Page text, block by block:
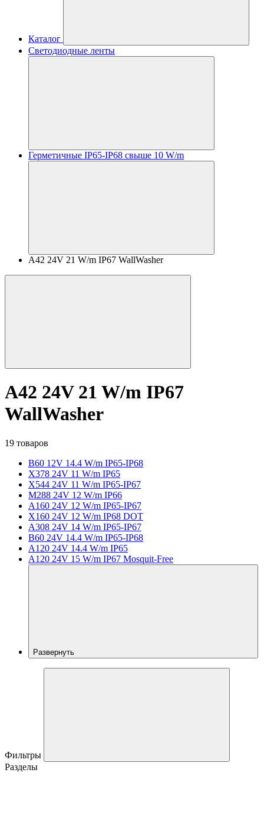
Каталог
Светодиодные ленты
Герметичные IP65-IP68 свыше 10 W/m
A42 24V 21 W/m IP67 WallWasher
A42 24V 21 W/m IP67
WallWasher
19 товаров
B60 12V 14.4 W/m IP65-IP68
X378 24V 11 W/m IP65
X544 24V 11 W/m IP65-IP67
M288 24V 12 W/m IP66
A160 24V 12 W/m IP65-IP67
X160 24V 12 W/m IP68 DOT
A308 24V 14 W/m IP65-IP67
B60 24V 14.4 W/m IP65-IP68
A120 24V 14.4 W/m IP65
A120 24V 15 W/m IP67 Mosquit-Free
Развернуть
Фильтры
Разделы